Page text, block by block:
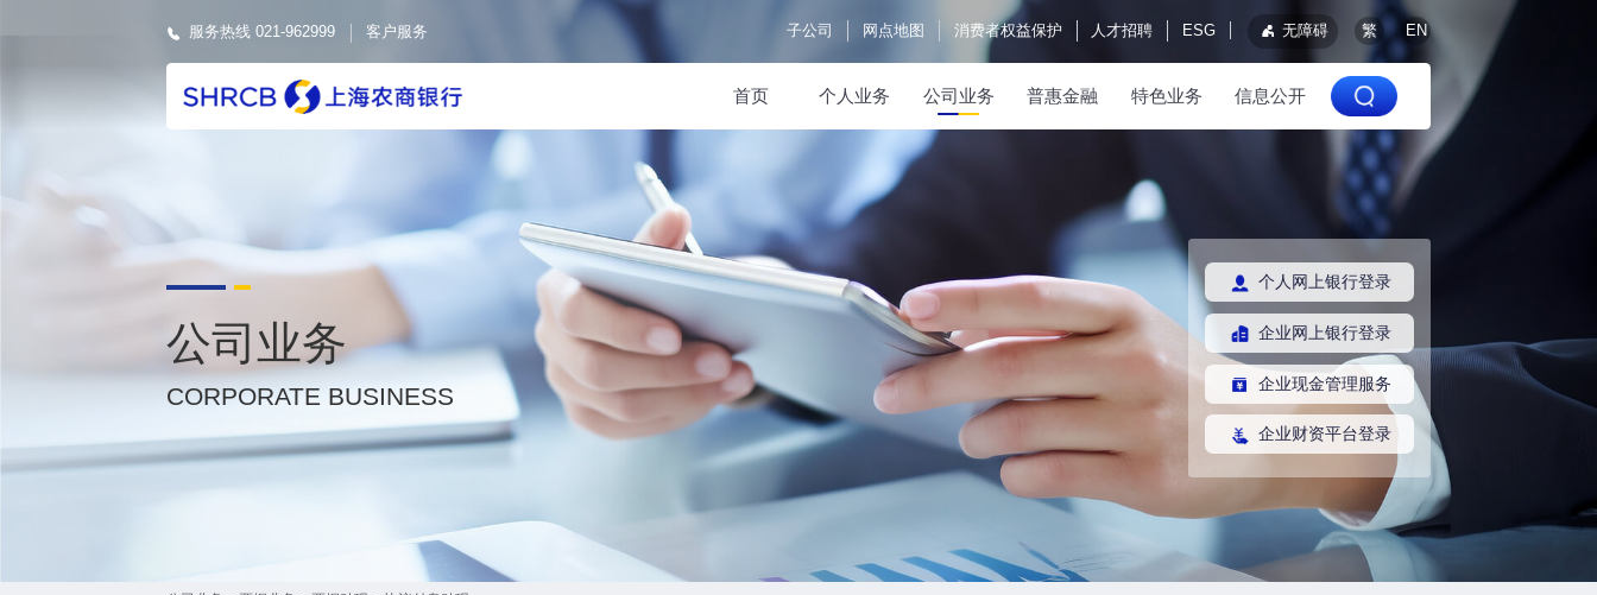
服务热线 021-962999 客户服务 子公司 网点地图 消费者权益保护 人才招聘 ESG 无障碍 繁 EN
个人网上银行登录
企业网上银行登录
企业现金管理服务
企业财资平台登录
首页 个人业务 公司业务 普惠金融 特色业务 信息公开
公司业务
CORPORATE BUSINESS